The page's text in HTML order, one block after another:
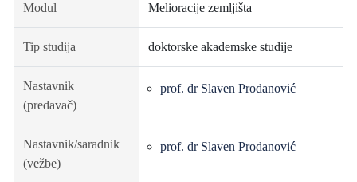
Modul Melioracije zemljišta
Tip studija doktorske akademske studije
Nastavnik
(predavač)
prof. dr Slaven Prodanović
Nastavnik/saradnik
(vežbe)
prof. dr Slaven Prodanović